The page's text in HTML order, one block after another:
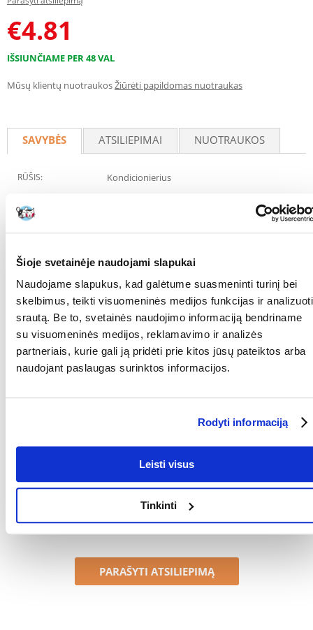
Šioje svetainėje naudojami slapukai
Naudojame slapukus, kad galėtume suasmeninti turinį bei
skelbimus, teikti visuomeninės medijos funkcijas ir analizuoti
srautą. Be to, svetainės naudojimo informaciją bendriname
su visuomeninės medijos, reklamavimo ir analizės
partneriais, kurie gali ją pridėti prie kitos jūsų pateiktos arba
naudojant paslaugas surinktos informacijos.
Rodyti informaciją
Leisti visus
Tinkinti
€4.81
IŠSIUNČIAME PER 48 VAL
Mūsų klientų nuotraukosŽiūrėti papildomas nuotraukas
SAVYBĖS ATSILIEPIMAI NUOTRAUKOS
RŪŠIS: Kondicionierius
Parametrai
TŪRIS (ML): 250
GAMINTOJAS: OVER ZOO
Paskirtis
PASKIRTIS: Ilgam kailiui
Kokios yra prekių vertinimo taisyklės?
Produktą gali vertinti tik registruoti FERA.LT klientai, kurie jį
Patikrinę atsiliepimus, paskelbsime ir teigiamus, ir neigiamus
Atsiliepimai
Nerasta atsiliepimų
PARAŠYTI ATSILIEPIMĄ